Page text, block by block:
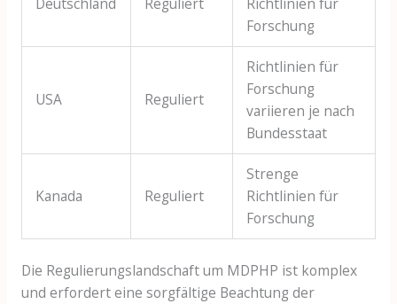
Forschung
USA Reguliert
Richtlinien für
Forschung
variieren je nach
Bundesstaat
Kanada Reguliert
Strenge
Richtlinien für
Forschung
Die Regulierungslandschaft um MDPHP ist komplex
und erfordert eine sorgfältige Beachtung der